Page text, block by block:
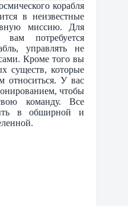
корабля
в неизвестные
миссию. Для
потребуется
управлять не
Кроме того вы
существ, которые
относиться. У вас
чтобы
команду. Все
в обширной и